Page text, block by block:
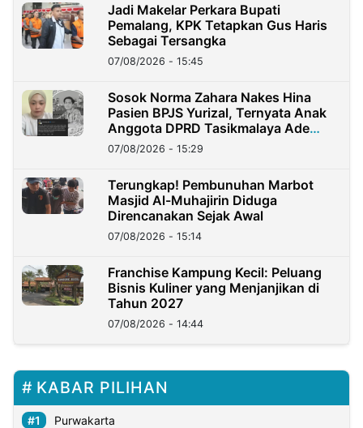
Jadi Makelar Perkara Bupati
Pemalang, KPK Tetapkan Gus Haris
Sebagai Tersangka
07/08/2026 - 15:45
Sosok Norma Zahara Nakes Hina
Pasien BPJS Yurizal, Ternyata Anak
Anggota DPRD Tasikmalaya Ade
Lukman
07/08/2026 - 15:29
Terungkap! Pembunuhan Marbot
Masjid Al-Muhajirin Diduga
Direncanakan Sejak Awal
07/08/2026 - 15:14
Franchise Kampung Kecil: Peluang
Bisnis Kuliner yang Menjanjikan di
Tahun 2027
07/08/2026 - 14:44
KABAR PILIHAN
Purwakarta